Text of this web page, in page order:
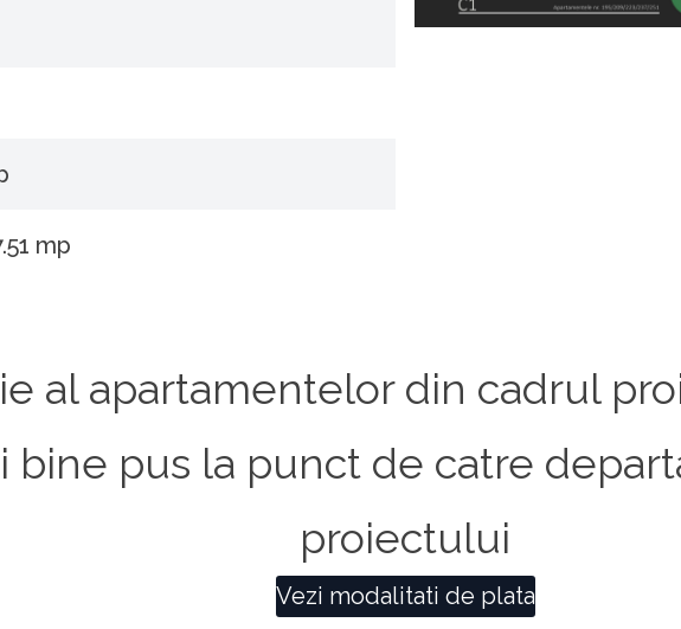
mp
al apartamentelor din cadrul
bine pus la punct de catre
proiectului
Vezi modalitati de plata